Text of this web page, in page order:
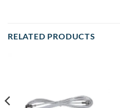
RELATED PRODUCTS